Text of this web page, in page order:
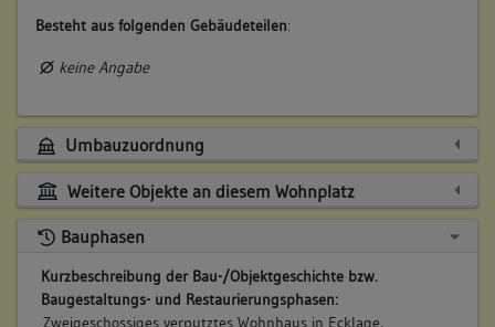
Besteht aus folgenden Gebäudeteilen:
keine Angabe
Umbauzuordnung
Weitere Objekte an diesem Wohnplatz
Bauphasen
Kurzbeschreibung der Bau-/Objektgeschichte bzw.
Baugestaltungs- und Restaurierungsphasen:
Zweigeschossiges verputztes Wohnhaus in Ecklage,